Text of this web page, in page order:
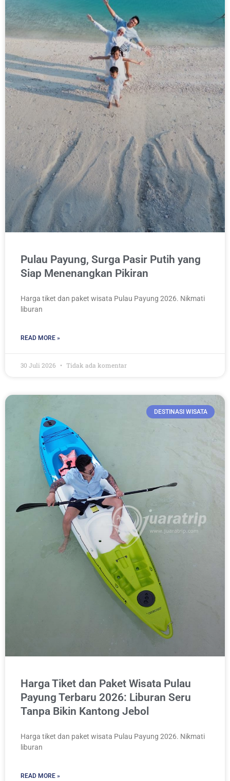
Pulau Payung, Surga Pasir Putih yang
Siap Menenangkan Pikiran
Harga tiket dan paket wisata Pulau Payung 2026. Nikmati
liburan
READ MORE »
30 Juli 2026 Tidak ada komentar
DESTINASI WISATA
Harga Tiket dan Paket Wisata Pulau
Payung Terbaru 2026: Liburan Seru
Tanpa Bikin Kantong Jebol
Harga tiket dan paket wisata Pulau Payung 2026. Nikmati
liburan
READ MORE »